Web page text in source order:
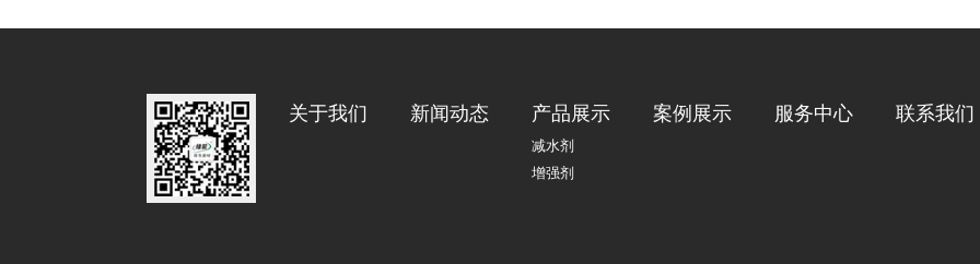
关于我们 新闻动态 产品展示
减水剂
增强剂
案例展示 服务中心 联系我们